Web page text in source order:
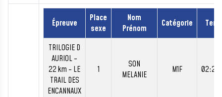
Épreuve
Place
sexe
Nom
Prénom
Catégorie
TRILOGIE D
AURIOL -
22 km - LE
TRAIL DES
ENCANNAUX
1
SON
MELANIE
M1F